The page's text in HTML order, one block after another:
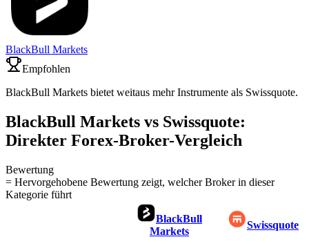
BlackBull Markets
Empfohlen
BlackBull Markets bietet weitaus mehr Instrumente als Swissquote.
BlackBull Markets vs Swissquote:
Direkter Forex-Broker-Vergleich
Bewertung
= Hervorgehobene Bewertung zeigt, welcher Broker in dieser
Kategorie führt
BlackBull
Markets
Swissquote